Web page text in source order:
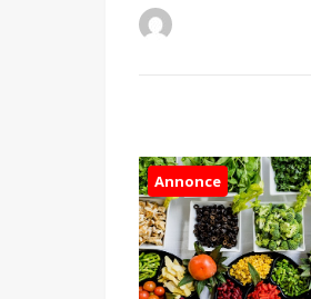
Annonce